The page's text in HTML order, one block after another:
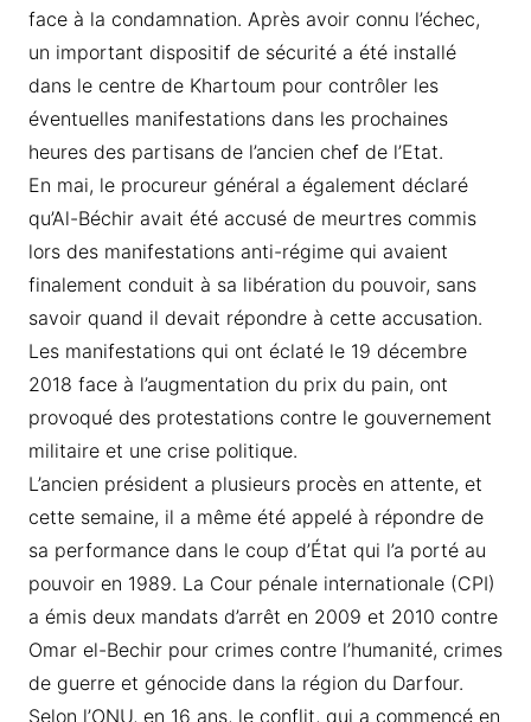
face à la condamnation. Après avoir connu l’échec,
un important dispositif de sécurité a été installé
dans le centre de Khartoum pour contrôler les
éventuelles manifestations dans les prochaines
heures des partisans de l’ancien chef de l’Etat.
En mai, le procureur général a également déclaré
qu’Al-Béchir avait été accusé de meurtres commis
lors des manifestations anti-régime qui avaient
finalement conduit à sa libération du pouvoir, sans
savoir quand il devait répondre à cette accusation.
Les manifestations qui ont éclaté le 19 décembre
2018 face à l’augmentation du prix du pain, ont
provoqué des protestations contre le gouvernement
militaire et une crise politique.
L’ancien président a plusieurs procès en attente, et
cette semaine, il a même été appelé à répondre de
sa performance dans le coup d’État qui l’a porté au
pouvoir en 1989. La Cour pénale internationale (CPI)
a émis deux mandats d’arrêt en 2009 et 2010 contre
Omar el-Bechir pour crimes contre l’humanité, crimes
de guerre et génocide dans la région du Darfour.
Selon l’ONU, en 16 ans, le conflit, qui a commencé en